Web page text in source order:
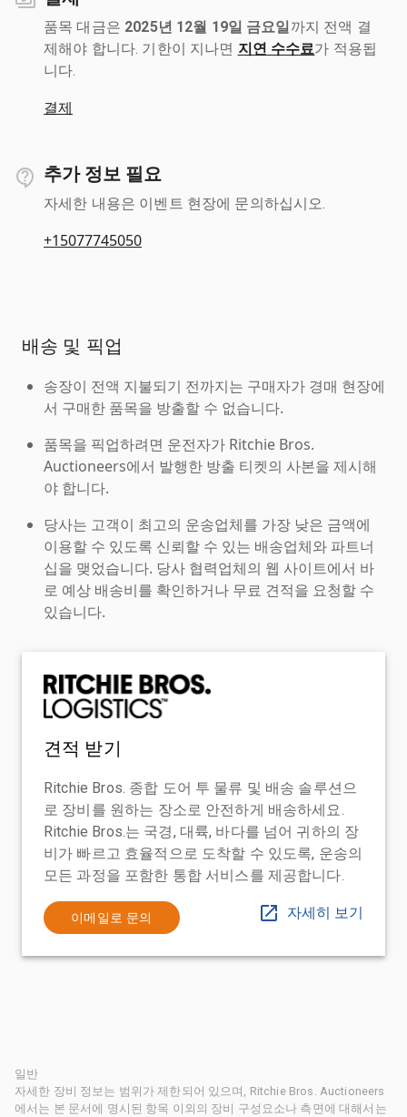
품목 대금은 2025년 12월 19일 금요일 까지 전액 결
제해야 합니다. 기한이 지나면 지연 수수료가 적용됩
니다.
결제
추가 정보 필요
자세한 내용은 이벤트 현장에 문의하십시오.
+15077745050
배송 및 픽업
송장이 전액 지불되기 전까지는 구매자가 경매 현장에
서 구매한 품목을 방출할 수 없습니다.
품목을 픽업하려면 운전자가 Ritchie Bros.
Auctioneers에서 발행한 방출 티켓의 사본을 제시해
야 합니다.
당사는 고객이 최고의 운송업체를 가장 낮은 금액에
이용할 수 있도록 신뢰할 수 있는 배송업체와 파트너
십을 맺었습니다. 당사 협력업체의 웹 사이트에서 바
로 예상 배송비를 확인하거나 무료 견적을 요청할 수
있습니다.
견적 받기
Ritchie Bros. 종합 도어 투 물류 및 배송 솔루션으
로 장비를 원하는 장소로 안전하게 배송하세요.
Ritchie Bros.는 국경, 대륙, 바다를 넘어 귀하의 장
비가 빠르고 효율적으로 도착할 수 있도록, 운송의
모든 과정을 포함한 통합 서비스를 제공합니다.
이메일로 문의 자세히 보기
일반
자세한 장비 정보는 범위가 제한되어 있으며, Ritchie Bros. Auctioneers
에서는 본 문서에 명시된 항목 이외의 장비 구성요소나 측면에 대해서는